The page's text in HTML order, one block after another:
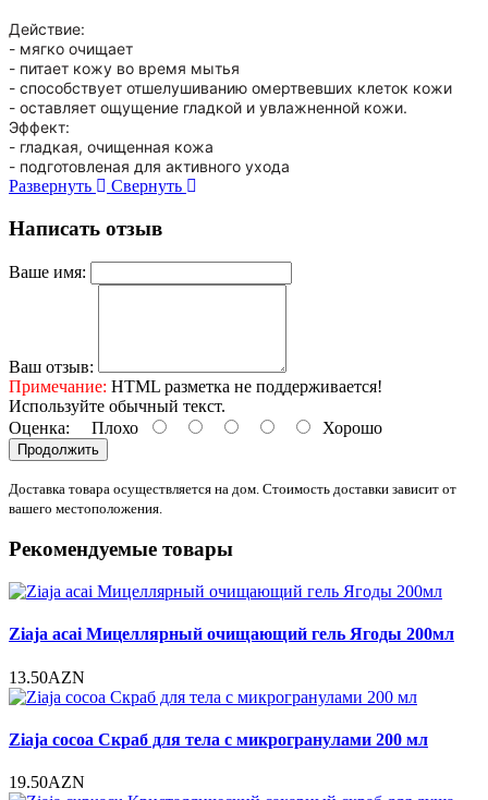
Действие:
- мягко очищает
- питает кожу во время мытья
- способствует отшелушиванию омертвевших клеток кожи
- оставляет ощущение гладкой и увлажненной кожи.
Эффект:
- гладкая, очищенная кожа
- подготовленая для активного ухода
Развернуть
Свернуть
Написать отзыв
Ваше имя:
Ваш отзыв:
Примечание: HTML разметка не поддерживается!
Используйте обычный текст.
Оценка: Плохо Хорошо
Продолжить
Доставка товара осуществляется на дом. Стоимость доставки зависит от
вашего местоположения.
Рекомендуемые товары
Ziaja acai Мицеллярный очищающий гель Ягоды 200мл
13.50AZN
Ziaja cocoa Скраб для тела с микрогранулами 200 мл
19.50AZN